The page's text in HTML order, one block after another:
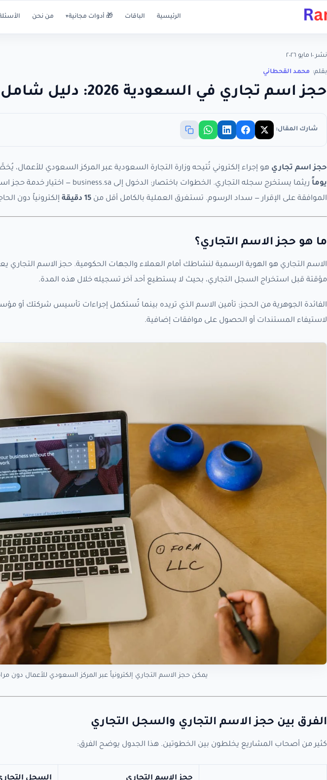
الرئيسية الباقات 🎁 أدوات مجانية▾ من نحن
نشر ١٠ مايو ٢٠٢٦
بقلم: محمد القحطاني
حجز اسم تجاري في السعودية 2026: دليل شامل للخطوات
شارك المقال:
حجز اسم تجاري هو إجراء إلكتروني تُتيحه وزارة التجارة السعودية عبر المركز السعودي
يوماً
الموافقة على الإقرار — سداد الرسوم. تستغرق العملية بالكامل أقل من 15 دقيقة إلكترونياً دون
ما هو حجز الاسم التجاري؟
الاسم التجاري هو الهوية الرسمية لنشاطك أمام العملاء والجهات الحكومية. حجز الاسم التجاري
مؤقتة قبل استخراج السجل التجاري، بحيث لا يستطيع أحد آخر تسجيله خلال هذه المدة.
الفائدة الجوهرية من الحجز: تأمين الاسم الذي تريده بينما تُستكمل إجراءات تأسيس شركتك أو
لاستيفاء المستندات أو الحصول على موافقات إضافية.
يمكن حجز الاسم التجاري إلكترونياً عبر المركز السعودي للأعمال دون
الفرق بين حجز الاسم التجاري والسجل التجاري
كثير من أصحاب المشاريع يخلطون بين الخطوتين. هذا الجدول يوضح الفرق:
حجز الاسم التجاري السجل